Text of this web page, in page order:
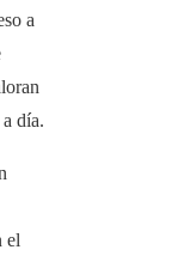
a
día.
el